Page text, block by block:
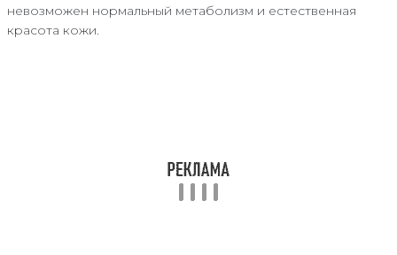
невозможен нормальный метаболизм и естественная
красота кожи.